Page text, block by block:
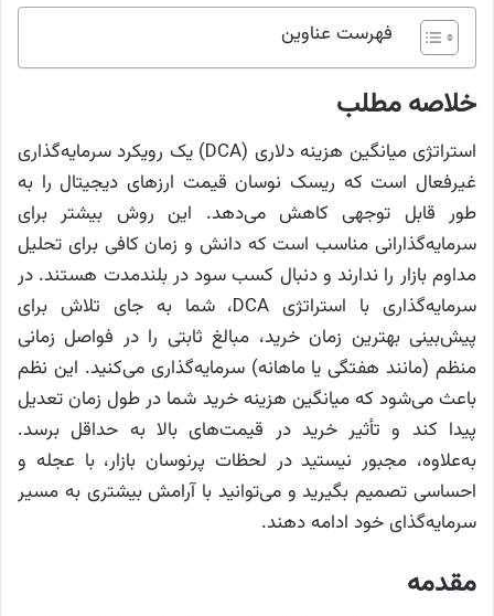
فهرست عناوین
خلاصه مطلب
استراتژی میانگین هزینه دلاری (DCA) یک رویکرد سرمایه‌گذاری
غیرفعال است که ریسک نوسان قیمت ارزهای دیجیتال را به
طور قابل توجهی کاهش می‌دهد. این روش بیشتر برای
سرمایه‌گذارانی مناسب است که دانش و زمان کافی برای تحلیل
مداوم بازار را ندارند و دنبال کسب سود در بلندمدت هستند. در
سرمایه‌گذاری با استراتژی DCA، شما به جای تلاش برای
پیش‌بینی بهترین زمان خرید، مبالغ ثابتی را در فواصل زمانی
منظم (مانند هفتگی یا ماهانه) سرمایه‌گذاری می‌کنید. این نظم
باعث می‌شود که میانگین هزینه خرید شما در طول زمان تعدیل
پیدا کند و تأثیر خرید در قیمت‌های بالا به حداقل برسد.
به‌علاوه، مجبور نیستید در لحظات پرنوسان بازار، با عجله و
احساسی تصمیم بگیرید و می‌توانید با آرامش بیشتری به مسیر
سرمایه‌گذای خود ادامه دهند.
مقدمه